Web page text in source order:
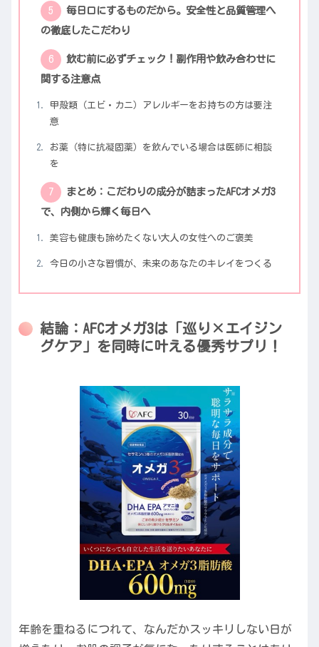
毎日口にするものだから。安全性と品質管理へ
の徹底したこだわり
飲む前に必ずチェック！副作用や飲み合わせに
関する注意点
甲殻類（エビ・カニ）アレルギーをお持ちの方は要注
意
お薬（特に抗凝固薬）を飲んでいる場合は医師に相談
を
まとめ：こだわりの成分が詰まったAFCオメガ3
で、内側から輝く毎日へ
美容も健康も諦めたくない大人の女性へのご褒美
今日の小さな習慣が、未来のあなたのキレイをつくる
結論：AFCオメガ3は「巡り×エイジン
グケア」を同時に叶える優秀サプリ！
年齢を重ねるにつれて、なんだかスッキリしない日が